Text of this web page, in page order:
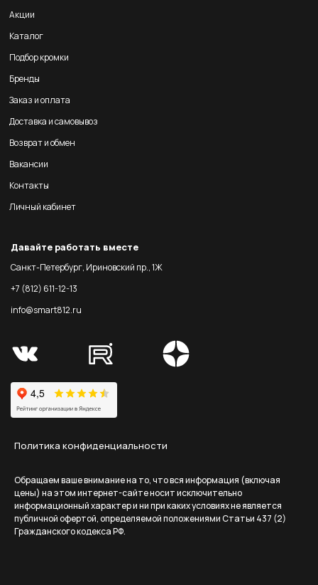
Акции
Каталог
Подбор кромки
Бренды
Заказ и оплата
Доставка и самовывоз
Возврат и обмен
Вакансии
Контакты
Личный кабинет
Давайте работать вместе
Санкт-Петербург, Ириновский пр., 1Ж
+7 (812) 611-12-13
info@smart812.ru
Политика конфиденциальности
Обращаем ваше внимание на то, что вся информация (включая
цены) на этом интернет-сайте носит исключительно
информационный характер и ни при каких условиях не является
публичной офертой, определяемой положениями Статьи 437 (2)
Гражданского кодекса РФ.